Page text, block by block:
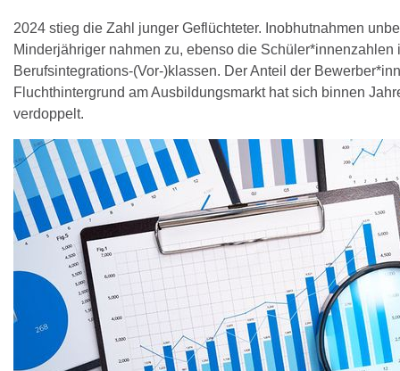
2024 stieg die Zahl junger Geflüchteter. Inobhutnahmen
Minderjähriger nahmen zu, ebenso die Schüler*innenzahlen
Berufsintegrations-(Vor-)klassen. Der Anteil der
Fluchthintergrund am Ausbildungsmarkt hat sich binnen
verdoppelt.